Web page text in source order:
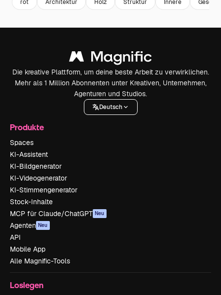
rot Architektur Holz Struktur Innere
Die kreative Plattform, um deine beste Arbeit zu verwirklichen.
Mehr als 1 Million Abonnenten unter Kreativen, Unternehmen,
Agenturen und Studios.
Deutsch
Produkte
Spaces
KI-Assistent
KI-Bildgenerator
KI-Videogenerator
KI-Stimmengenerator
Stock-Inhalte
MCP für Claude/ChatGPT Neu
Agenten Neu
API
Mobile App
Alle Magnific-Tools
Loslegen